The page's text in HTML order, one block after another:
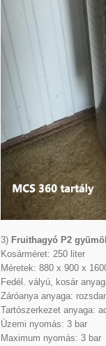
3) Fruithagyó P2
Kosárméret: 250 liter
Méretek: 880 x 900 x
Fedél. vályú, kosár
Záróanya anyaga:
Tartószerkezet anyaga:
Üzemi nyomás: 3 bar
Maximum nyomás: 3 bar